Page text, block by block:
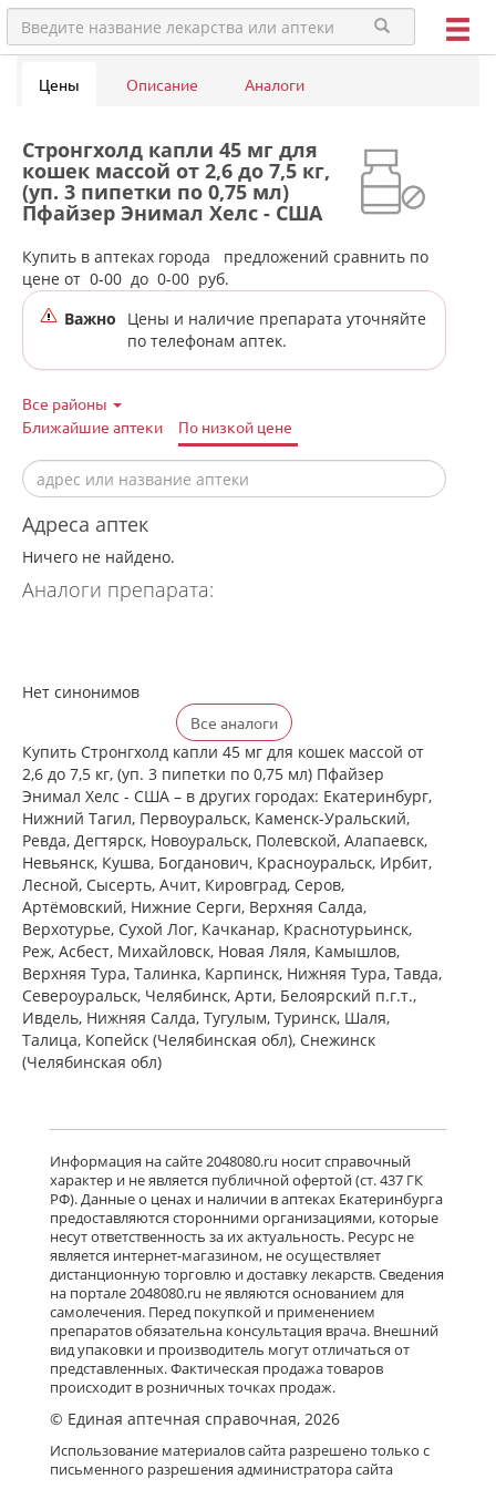
Цены Описание Аналоги
Стронгхолд капли 45 мг для
кошек массой от 2,6 до 7,5 кг,
(уп. 3 пипетки по 0,75 мл)
Пфайзер Энимал Хелс - США
в аптеках города Невьянска
Купить в аптеках города
предложений сравнить по
цене от 0-00 до 0-00 руб.
Важно
Цены и наличие препарата уточняйте
по телефонам аптек.
Все районы
Ближайшие аптеки
По низкой цене
Адреса аптек
Ничего не найдено.
Аналоги препарата:
Нет синонимов
Все аналоги
Купить Стронгхолд капли 45 мг для кошек массой от
2,6 до 7,5 кг, (уп. 3 пипетки по 0,75 мл) Пфайзер
Энимал Хелс - США – в других городах: Екатеринбург,
Нижний Тагил, Первоуральск, Каменск-Уральский,
Ревда, Дегтярск, Новоуральск, Полевской, Алапаевск,
Невьянск, Кушва, Богданович, Красноуральск, Ирбит,
Лесной, Сысерть, Ачит, Кировград, Серов,
Артёмовский, Нижние Cерги, Верхняя Салда,
Верхотурье, Сухой Лог, Качканар, Краснотурьинск,
Реж, Асбест, Михайловск, Новая Ляля, Камышлов,
Верхняя Тура, Талинка, Карпинск, Нижняя Тура, Тавда,
Североуральск, Челябинск, Арти, Белоярский п.г.т.,
Ивдель, Нижняя Салда, Тугулым, Туринск, Шаля,
Талица, Копейск (Челябинская обл), Снежинск
(Челябинская обл)
Информация на сайте 2048080.ru носит справочный
характер и не является публичной офертой (ст. 437 ГК
РФ). Данные о ценах и наличии в аптеках Екатеринбурга
предоставляются сторонними организациями, которые
несут ответственность за их актуальность. Ресурс не
является интернет-магазином, не осуществляет
дистанционную торговлю и доставку лекарств. Сведения
на портале 2048080.ru не являются основанием для
самолечения. Перед покупкой и применением
препаратов обязательна консультация врача. Внешний
вид упаковки и производитель могут отличаться от
представленных. Фактическая продажа товаров
происходит в розничных точках продаж.
© Единая аптечная справочная, 2026
Использование материалов сайта разрешено только с
письменного разрешения администратора сайта